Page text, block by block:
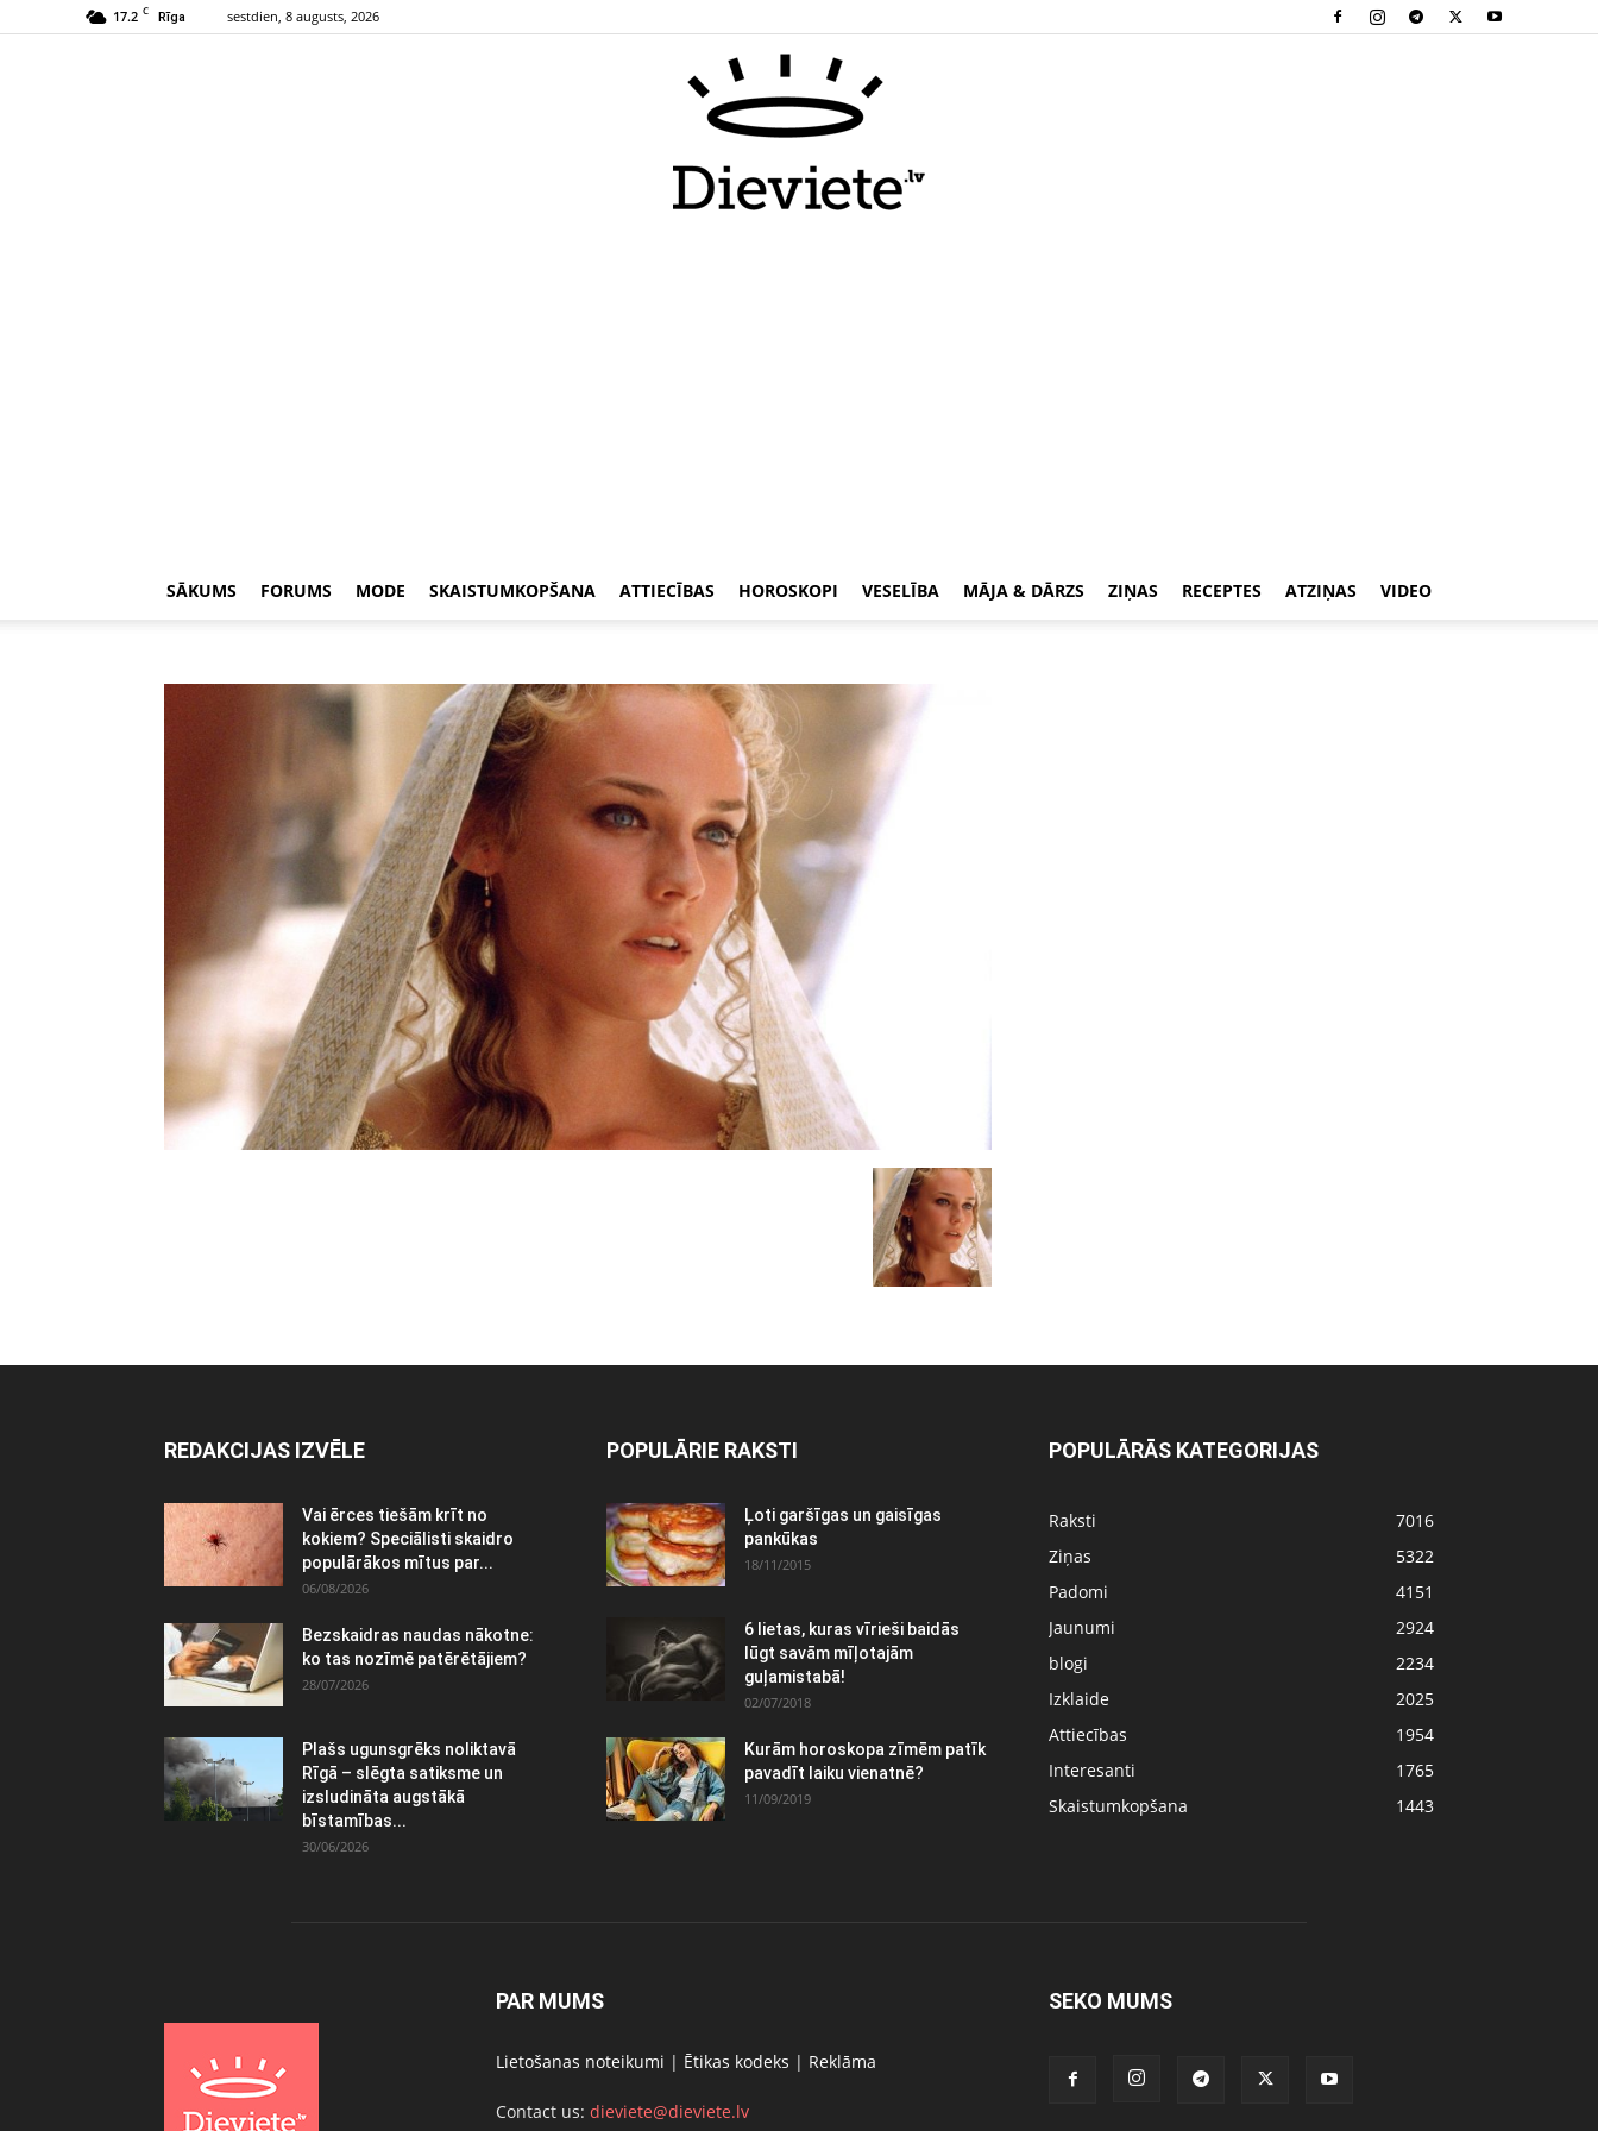
17.2 C Rīga sestdien, 8 augusts, 2026
SĀKUMS FORUMS MODE SKAISTUMKOPŠANA ATTIECĪBAS HOROSKOPI VESELĪBA MĀJA & DĀRZS ZIŅAS RECEPTES ATZIŅAS VIDEO
REDAKCIJAS IZVĒLE
Vai ērces tiešām krīt no
kokiem? Speciālisti skaidro
populārākos mītus par...
06/08/2026
Bezskaidras naudas nākotne:
ko tas nozīmē patērētājiem?
28/07/2026
Plašs ugunsgrēks noliktavā
Rīgā – slēgta satiksme un
izsludināta augstākā
bīstamības...
30/06/2026
POPULĀRIE RAKSTI
Ļoti garšīgas un gaisīgas
pankūkas
18/11/2015
6 lietas, kuras vīrieši baidās
lūgt savām mīļotajām
guļamistabā!
02/07/2018
Kurām horoskopa zīmēm patīk
pavadīt laiku vienatnē?
11/09/2019
POPULĀRĀS KATEGORIJAS
Raksti
7016
Ziņas
5322
Padomi
4151
Jaunumi
2924
blogi
2234
Izklaide
2025
Attiecības
1954
Interesanti
1765
Skaistumkopšana
1443
PAR MUMS
Lietošanas noteikumi | Ētikas kodeks | Reklāma
Contact us: dieviete@dieviete.lv
SEKO MUMS